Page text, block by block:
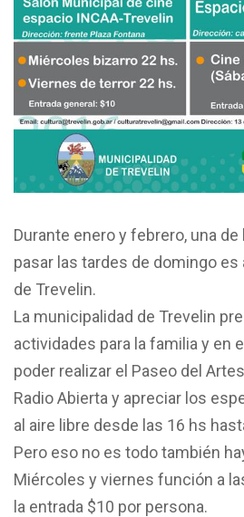
Durante enero y febrero, una
pasar las tardes de domingo es
de Trevelin.
La municipalidad de Trevelin
actividades para la familia y en
poder realizar el Paseo del
Radio Abierta y apreciar los
al aire libre desde las 16 hs
Pero eso no es todo también
Miércoles y viernes función a
la entrada $10 por persona.